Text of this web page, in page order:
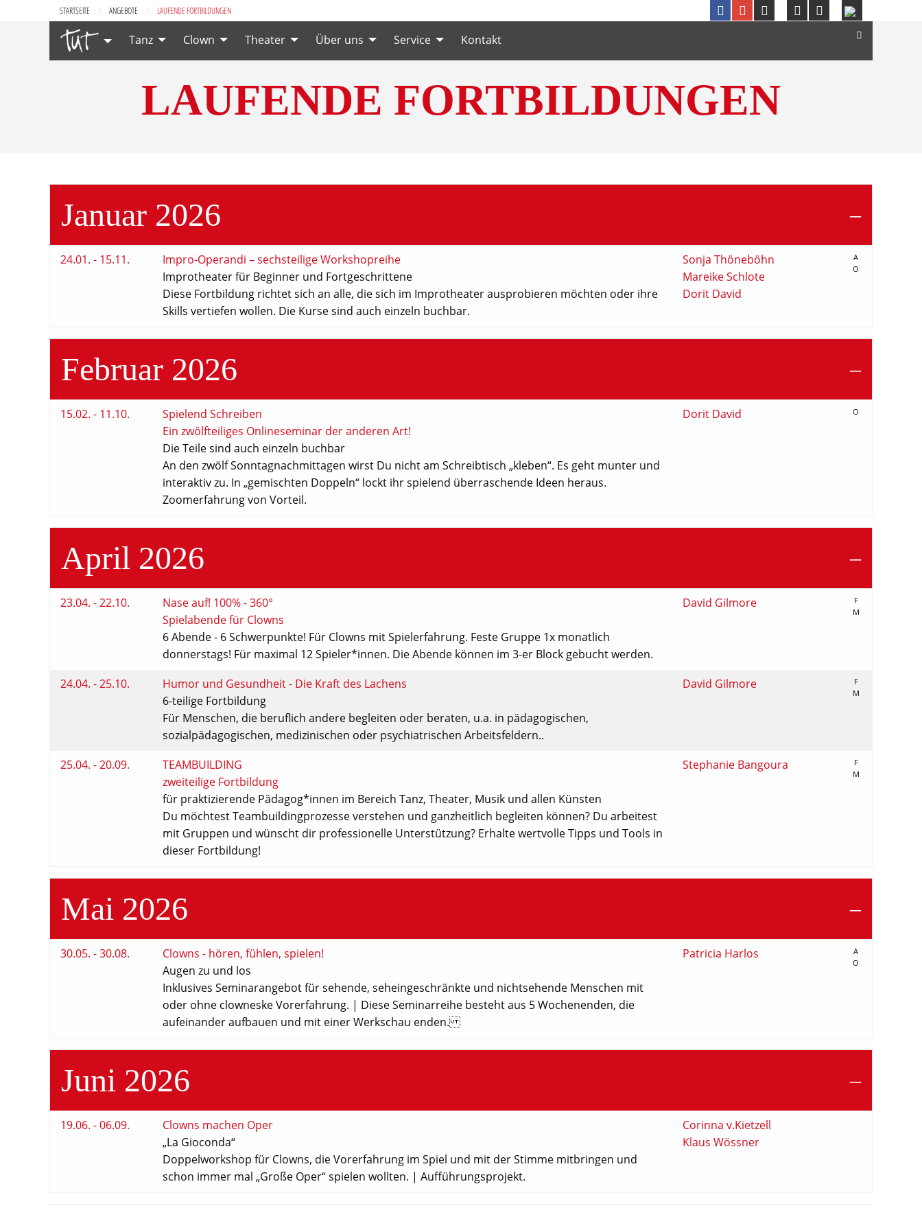
STARTSEITE ANGEBOTE LAUFENDE FORTBILDUNGEN
Tanz Clown Theater Über uns Service Kontakt
LAUFENDE FORTBILDUNGEN
Januar 2026
24.01. - 15.11.
Impro-Operandi – sechsteilige Workshopreihe
Improtheater für Beginner und Fortgeschrittene
Diese Fortbildung richtet sich an alle, die sich im Improtheater ausprobieren möchten oder ihre
Skills vertiefen wollen. Die Kurse sind auch einzeln buchbar.
Sonja Thöneböhn
Mareike Schlote
Dorit David
A
O
Februar 2026
15.02. - 11.10.
Spielend Schreiben
Ein zwölfteiliges Onlineseminar der anderen Art!
Die Teile sind auch einzeln buchbar
An den zwölf Sonntagnachmittagen wirst Du nicht am Schreibtisch „kleben“. Es geht munter und
interaktiv zu. In „gemischten Doppeln“ lockt ihr spielend überraschende Ideen heraus.
Zoomerfahrung von Vorteil.
Dorit David O
April 2026
23.04. - 22.10.
Nase auf! 100% - 360°
Spielabende für Clowns
6 Abende - 6 Schwerpunkte! Für Clowns mit Spielerfahrung. Feste Gruppe 1x monatlich
donnerstags! Für maximal 12 Spieler*innen. Die Abende können im 3-er Block gebucht werden.
David Gilmore
F
M
24.04. - 25.10.
Humor und Gesundheit - Die Kraft des Lachens
6-teilige Fortbildung
Für Menschen, die beruflich andere begleiten oder beraten, u.a. in pädagogischen,
sozialpädagogischen, medizinischen oder psychiatrischen Arbeitsfeldern..
David Gilmore
F
M
25.04. - 20.09.
TEAMBUILDING
zweiteilige Fortbildung
für praktizierende Pädagog*innen im Bereich Tanz, Theater, Musik und allen Künsten
Du möchtest Teambuildingprozesse verstehen und ganzheitlich begleiten können? Du arbeitest
mit Gruppen und wünscht dir professionelle Unterstützung? Erhalte wertvolle Tipps und Tools in
dieser Fortbildung!
Stephanie Bangoura
F
M
Mai 2026
30.05. - 30.08.
Clowns - hören, fühlen, spielen!
Augen zu und los
Inklusives Seminarangebot für sehende, seheingeschränkte und nichtsehende Menschen mit
oder ohne clowneske Vorerfahrung. | Diese Seminarreihe besteht aus 5 Wochenenden, die
aufeinander aufbauen und mit einer Werkschau enden.
Patricia Harlos
A
O
Juni 2026
19.06. - 06.09.
Clowns machen Oper
„La Gioconda“
Doppelworkshop für Clowns, die Vorerfahrung im Spiel und mit der Stimme mitbringen und
schon immer mal „Große Oper“ spielen wollten. | Aufführungsprojekt.
Corinna v.Kietzell
Klaus Wössner